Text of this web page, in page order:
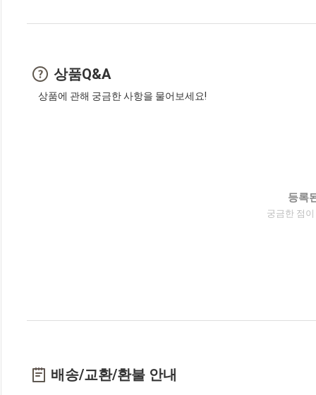
상품Q&A
상품에 관해 궁금한 사항을 물어보세요!
등록
궁금한 점
배송/교환/환불 안내